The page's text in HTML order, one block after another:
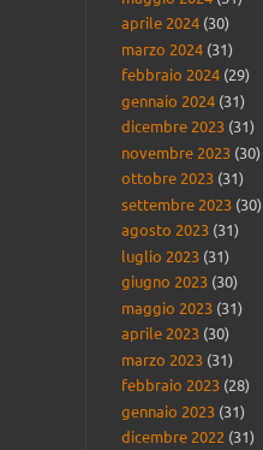
aprile 2024 (30)
marzo 2024 (31)
febbraio 2024 (29)
gennaio 2024 (31)
dicembre 2023 (31)
novembre 2023 (30)
ottobre 2023 (31)
settembre 2023 (30)
agosto 2023 (31)
luglio 2023 (31)
giugno 2023 (30)
maggio 2023 (31)
aprile 2023 (30)
marzo 2023 (31)
febbraio 2023 (28)
gennaio 2023 (31)
dicembre 2022 (31)